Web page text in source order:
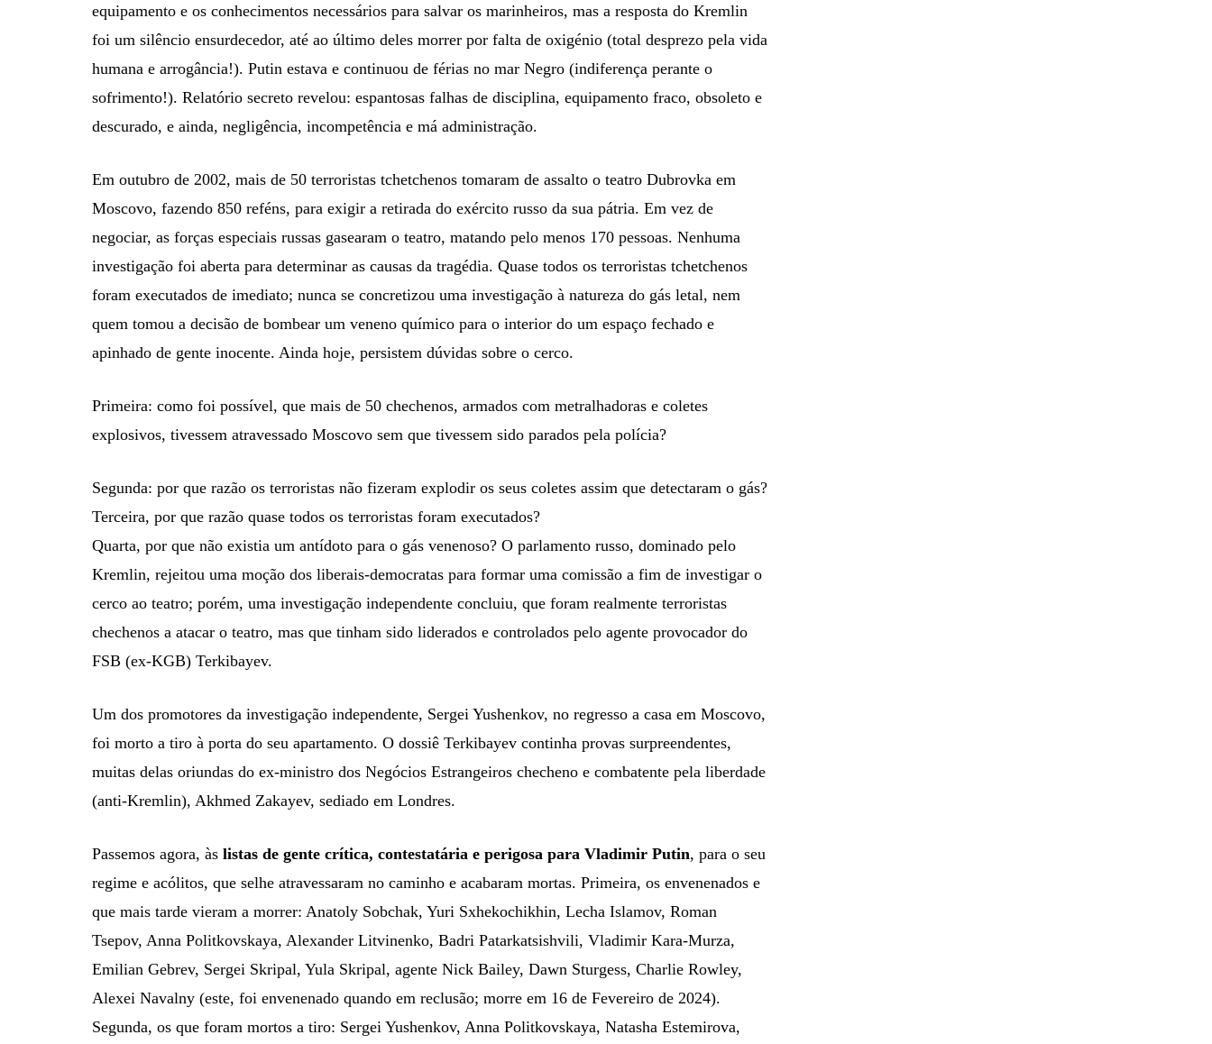
equipamento e os conhecimentos necessários para salvar os marinheiros, mas a resposta do Kremlin
foi um silêncio ensurdecedor, até ao último deles morrer por falta de oxigénio (total desprezo pela vida
humana e arrogância!). Putin estava e continuou de férias no mar Negro (indiferença perante o
sofrimento!). Relatório secreto revelou: espantosas falhas de disciplina, equipamento fraco, obsoleto e
descurado, e ainda, negligência, incompetência e má administração.
Em outubro de 2002, mais de 50 terroristas tchetchenos tomaram de assalto o teatro Dubrovka em
Moscovo, fazendo 850 reféns, para exigir a retirada do exército russo da sua pátria. Em vez de
negociar, as forças especiais russas gasearam o teatro, matando pelo menos 170 pessoas. Nenhuma
investigação foi aberta para determinar as causas da tragédia. Quase todos os terroristas tchetchenos
foram executados de imediato; nunca se concretizou uma investigação à natureza do gás letal, nem
quem tomou a decisão de bombear um veneno químico para o interior do um espaço fechado e
apinhado de gente inocente. Ainda hoje, persistem dúvidas sobre o cerco.
Primeira: como foi possível, que mais de 50 chechenos, armados com metralhadoras e coletes
explosivos, tivessem atravessado Moscovo sem que tivessem sido parados pela polícia?
Segunda: por que razão os terroristas não fizeram explodir os seus coletes assim que detectaram o gás?
Terceira, por que razão quase todos os terroristas foram executados?
Quarta, por que não existia um antídoto para o gás venenoso? O parlamento russo, dominado pelo
Kremlin, rejeitou uma moção dos liberais-democratas para formar uma comissão a fim de investigar o
cerco ao teatro; porém, uma investigação independente concluiu, que foram realmente terroristas
chechenos a atacar o teatro, mas que tinham sido liderados e controlados pelo agente provocador do
FSB (ex-KGB) Terkibayev.
Um dos promotores da investigação independente, Sergei Yushenkov, no regresso a casa em Moscovo,
foi morto a tiro à porta do seu apartamento. O dossiê Terkibayev continha provas surpreendentes,
muitas delas oriundas do ex-ministro dos Negócios Estrangeiros checheno e combatente pela liberdade
(anti-Kremlin), Akhmed Zakayev, sediado em Londres.
Passemos agora, às listas de gente crítica, contestatária e perigosa para Vladimir Putin, para o seu
regime e acólitos, que selhe atravessaram no caminho e acabaram mortas. Primeira, os envenenados e
que mais tarde vieram a morrer: Anatoly Sobchak, Yuri Sxhekochikhin, Lecha Islamov, Roman
Tsepov, Anna Politkovskaya, Alexander Litvinenko, Badri Patarkatsishvili, Vladimir Kara-Murza,
Emilian Gebrev, Sergei Skripal, Yula Skripal, agente Nick Bailey, Dawn Sturgess, Charlie Rowley,
Alexei Navalny (este, foi envenenado quando em reclusão; morre em 16 de Fevereiro de 2024).
Segunda, os que foram mortos a tiro: Sergei Yushenkov, Anna Politkovskaya, Natasha Estemirova,